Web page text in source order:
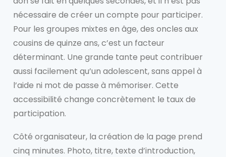
nécessaire de créer un compte pour participer.
Pour les groupes mixtes en âge, des oncles aux
cousins de quinze ans, c’est un facteur
déterminant. Une grande tante peut contribuer
aussi facilement qu’un adolescent, sans appel à
l’aide ni mot de passe à mémoriser. Cette
accessibilité change concrètement le taux de
participation.
Côté organisateur, la création de la page prend
cinq minutes. Photo, titre, texte d’introduction,